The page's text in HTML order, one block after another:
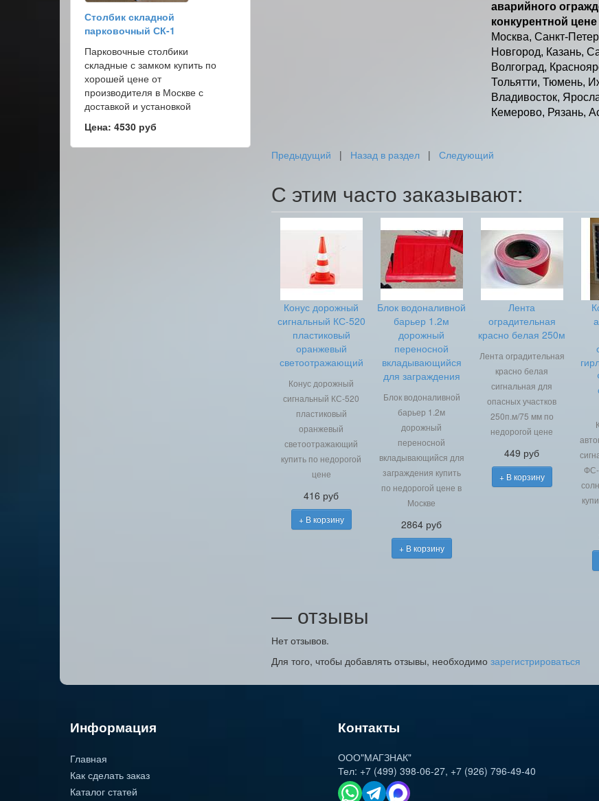
аварийного
конкурентной
Москва, Санкт-
Новгород, Казань,
Волгоград,
Тольятти, Тюмень,
Владивосток,
Кемерово, Рязань,
Предыдущий | Назад в раздел| Следующий
С этим часто заказывают:
Конус дорожный
сигнальный КС-520
пластиковый
оранжевый
светоотражающий
Конус дорожный
сигнальный КС-520
пластиковый
оранжевый
светоотражающий
купить по недорогой
цене
416 руб
+ В корзину
Блок водоналивной
барьер 1.2м
дорожный
переносной
вкладывающийся
для заграждения
Блок водоналивной
барьер 1.2м
дорожный
переносной
вкладывающийся для
заграждения купить
по недорогой цене в
Москве
2864 руб
+ В корзину
Лента
оградительная
красно белая 250м
Лента оградительная
красно белая
сигнальная для
опасных участков
250п.м/75 мм по
недорогой цене
449 руб
+ В корзину
ФС-
— отзывы
Нет отзывов.
Для того, чтобы добавлять отзывы, необходимо зарегистрироваться
Столбик складной
парковочный СК-1
Парковочные столбики
складные с замком купить по
хорошей цене от
производителя в Москве с
доставкой и установкой
Цена: 4530 руб
Информация
Главная
Как сделать заказ
Каталог статей
Контакты
ООО"МАГЗНАК"
Тел: +7 (499) 398-06-27, +7 (926) 796-49-40